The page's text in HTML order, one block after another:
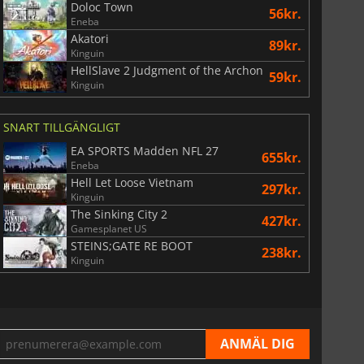
Doloc Town
Eneba 56kr.
Akatori
Kinguin 89kr.
HellSlave 2 Judgment of the Archon
Kinguin 59kr.
SNART TILLGÄNGLIGT
EA SPORTS Madden NFL 27
Eneba 655kr.
Hell Let Loose Vietnam
Kinguin 297kr.
The Sinking City 2
Gamesplanet US 427kr.
STEINS;GATE RE BOOT
Kinguin 238kr.